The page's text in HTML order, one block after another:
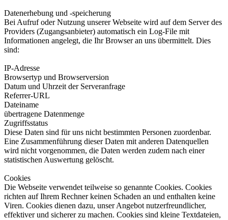
Datenerhebung und -speicherung
Bei Aufruf oder Nutzung unserer Webseite wird auf dem Server des
Providers (Zugangsanbieter) automatisch ein Log-File mit
Informationen angelegt, die Ihr Browser an uns übermittelt. Dies
sind:
IP-Adresse
Browsertyp und Browserversion
Datum und Uhrzeit der Serveranfrage
Referrer-URL
Dateiname
übertragene Datenmenge
Zugriffsstatus
Diese Daten sind für uns nicht bestimmten Personen zuordenbar.
Eine Zusammenführung dieser Daten mit anderen Datenquellen
wird nicht vorgenommen, die Daten werden zudem nach einer
statistischen Auswertung gelöscht.
Cookies
Die Webseite verwendet teilweise so genannte Cookies. Cookies
richten auf Ihrem Rechner keinen Schaden an und enthalten keine
Viren. Cookies dienen dazu, unser Angebot nutzerfreundlicher,
effektiver und sicherer zu machen. Cookies sind kleine Textdateien,